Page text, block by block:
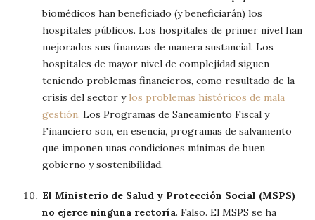
biomédicos han beneficiado (y beneficiarán) los
hospitales públicos. Los hospitales de primer nivel han
mejorados sus finanzas de manera sustancial. Los
hospitales de mayor nivel de complejidad siguen
teniendo problemas financieros, como resultado de la
crisis del sector y los problemas históricos de mala
gestión. Los Programas de Saneamiento Fiscal y
Financiero son, en esencia, programas de salvamento
que imponen unas condiciones mínimas de buen
gobierno y sostenibilidad.
El Ministerio de Salud y Protección Social (MSPS)
no ejerce ninguna rectoría. Falso. El MSPS se ha